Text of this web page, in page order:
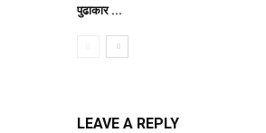
पुढाकार …
LEAVE A REPLY